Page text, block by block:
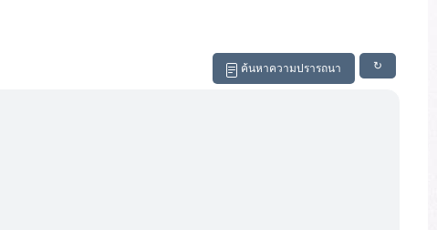
↻
ค้นหาความปรารถนา